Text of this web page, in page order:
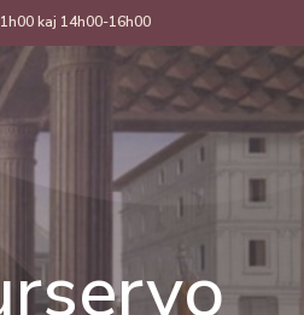
kaj 14h00-16h00